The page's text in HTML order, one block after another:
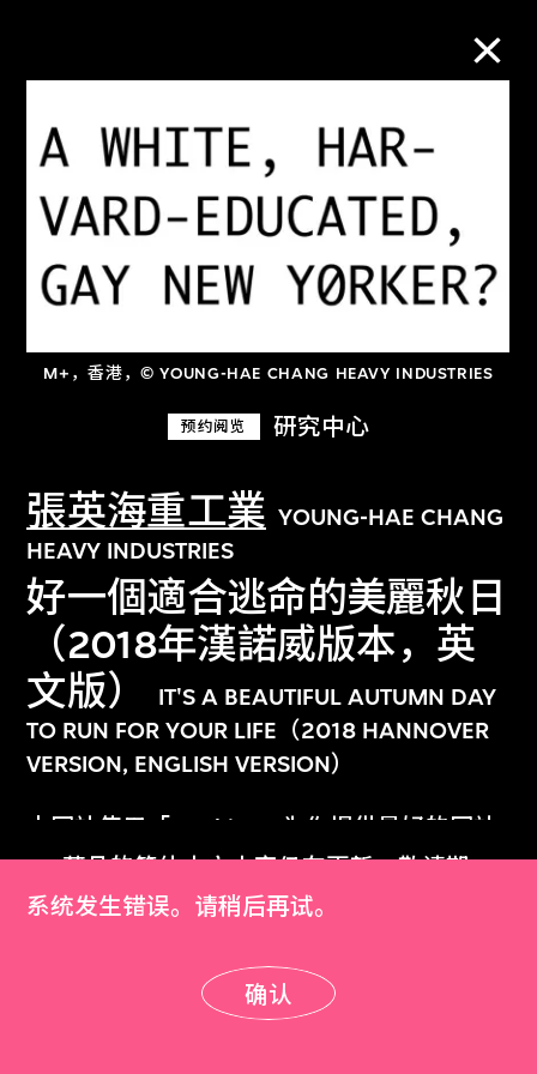
M+，香港，© YOUNG-HAE CHANG HEAVY INDUSTRIES
预约阅览 研究中心
張英海重工業 YOUNG-HAE CHANG
HEAVY INDUSTRIES
好一個適合逃命的美麗秋日
（2018年漢諾威版本，英
文版）
IT'S A BEAUTIFUL AUTUMN DAY
TO RUN FOR YOUR LIFE（2018 HANNOVER
VERSION, ENGLISH VERSION）
2018
本网站使用「Cookies」为你提供最好的网站
体验。
了解更多
明白
M+藏品的简体中文内容仍在更新，敬请期
待！
确认
系统发生错误。请稍后再试。
确认
M+藏品
进一步筛选